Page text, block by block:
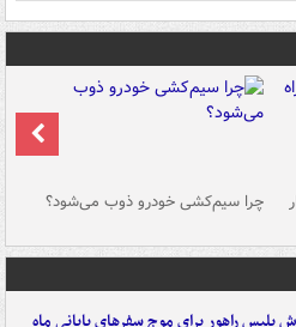
چرا سیم‌کشی خودرو ذوب می‌شود؟
پلیس راهور برای موج سفرهای پایانی ماه